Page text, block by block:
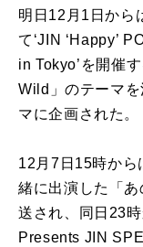
明日12月1日から
て‘JIN ‘Happy’
in Tokyo’を開催
Wild」のテーマ
マに企画された。
12月7日15時から
緒に出演した「
送され、同日23
Presents JIN